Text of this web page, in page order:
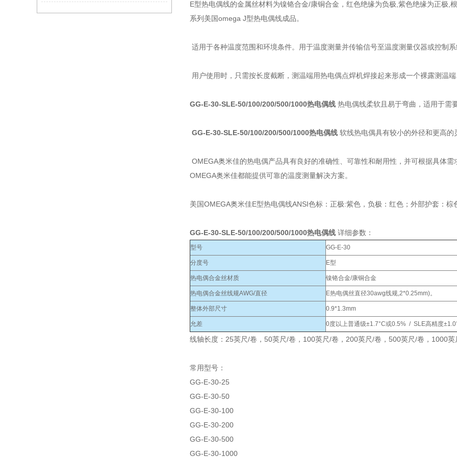
E型热电偶线的金属丝材料为镍铬合金/康铜合金，红色绝缘为负极,紫色绝缘为正极,
系列美国omega J型热电偶线成品。
适用于各种温度范围和环境条件。用于温度测量并传输信号至温度测量仪器或控制
用户使用时，只需按长度截断，测温端用热电偶点焊机焊接起来形成一个裸露测温
GG-E-30-SLE-50/100/200/500/1000热电偶线 热电偶线柔软且易于弯曲，适用于需
GG-E-30-SLE-50/100/200/500/1000热电偶线 软线热电偶具有较小的外径和更高
OMEGA奥米佳的热电偶产品具有良好的准确性、可靠性和耐用性，并可根据具体
OMEGA奥米佳都能提供可靠的温度测量解决方案。
美国OMEGA奥米佳E型热电偶线ANSI色标：正极:紫色，负极：红色；外部护套：棕
GG-E-30-SLE-50/100/200/500/1000热电偶线 详细参数：
型号 GG-E-30
分度号 E型
热电偶合金丝材质 镍铬合金/康铜合金
热电偶合金丝线规AWG/直径 E热电偶丝直径30awg线规,2*0.25mm)。
整体外部尺寸 0.9*1.3mm
允差 0度以上普通级±1.7°C或0.5% / SLE高精度
线轴长度：25英尺/卷，50英尺/卷，100英尺/卷，200英尺/卷，500英尺/卷，1000
常用型号：
GG-E-30-25
GG-E-30-50
GG-E-30-100
GG-E-30-200
GG-E-30-500
GG-E-30-1000